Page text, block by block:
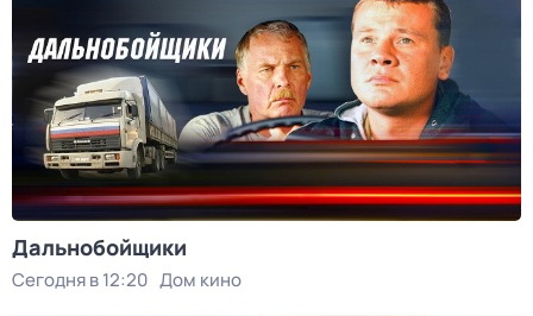
Дальнобойщики
Сегодня в 12:20 Дом кино